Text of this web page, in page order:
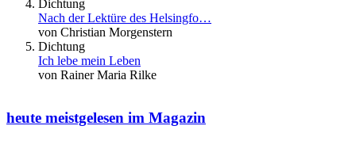
Dichtung
Nach der Lektüre des Helsingfo…
von Christian Morgenstern
Dichtung
Ich lebe mein Leben
von Rainer Maria Rilke
heute meistgelesen im Magazin